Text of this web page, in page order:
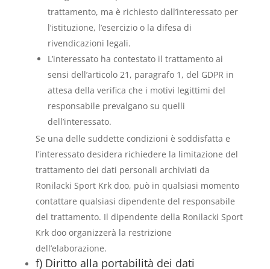
trattamento, ma è richiesto dall’interessato per
l’istituzione, l’esercizio o la difesa di
rivendicazioni legali.
L’interessato ha contestato il trattamento ai
sensi dell’articolo 21, paragrafo 1, del GDPR in
attesa della verifica che i motivi legittimi del
responsabile prevalgano su quelli
dell’interessato.
Se una delle suddette condizioni è soddisfatta e
l’interessato desidera richiedere la limitazione del
trattamento dei dati personali archiviati da
Ronilacki Sport Krk doo, può in qualsiasi momento
contattare qualsiasi dipendente del responsabile
del trattamento. Il dipendente della Ronilacki Sport
Krk doo organizzerà la restrizione
dell’elaborazione.
f) Diritto alla portabilità dei dati